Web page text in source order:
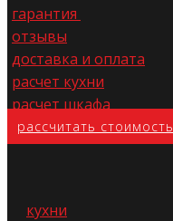
гарантия
отзывы
доставка и оплата
расчет кухни
расчет шкафа
расс​читать стоимость
кухни